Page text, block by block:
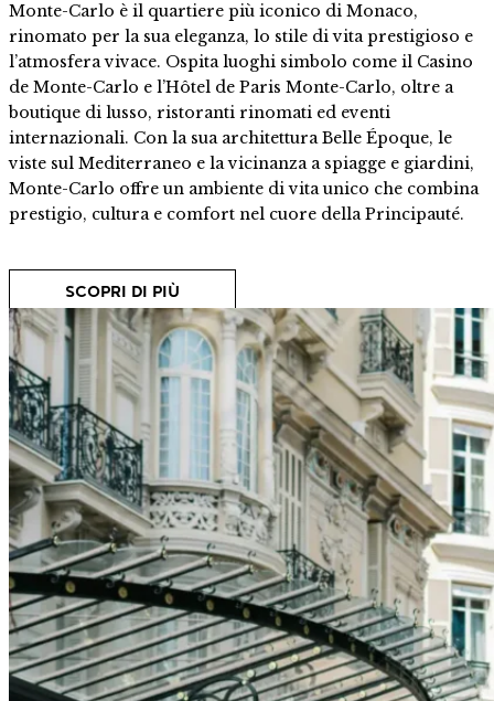
Monte-Carlo è il quartiere più iconico di Monaco,
rinomato per la sua eleganza, lo stile di vita prestigioso e
l’atmosfera vivace. Ospita luoghi simbolo come il Casino
de Monte-Carlo e l’Hôtel de Paris Monte-Carlo, oltre a
boutique di lusso, ristoranti rinomati ed eventi
internazionali. Con la sua architettura Belle Époque, le
viste sul Mediterraneo e la vicinanza a spiagge e giardini,
Monte-Carlo offre un ambiente di vita unico che combina
prestigio, cultura e comfort nel cuore della Principauté.
SCOPRI DI PIÙ